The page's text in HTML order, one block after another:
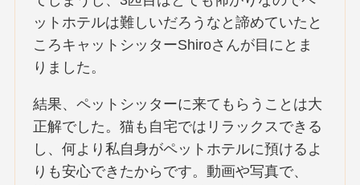
ットホテルは難しいだろうなと諦めていたと
ころキャットシッターShiroさんが目にとま
りました。
結果、ペットシッターに来てもらうことは大
正解でした。猫も自宅ではリラックスできる
し、何より私自身がペットホテルに預けるよ
りも安心できたからです。動画や写真で、